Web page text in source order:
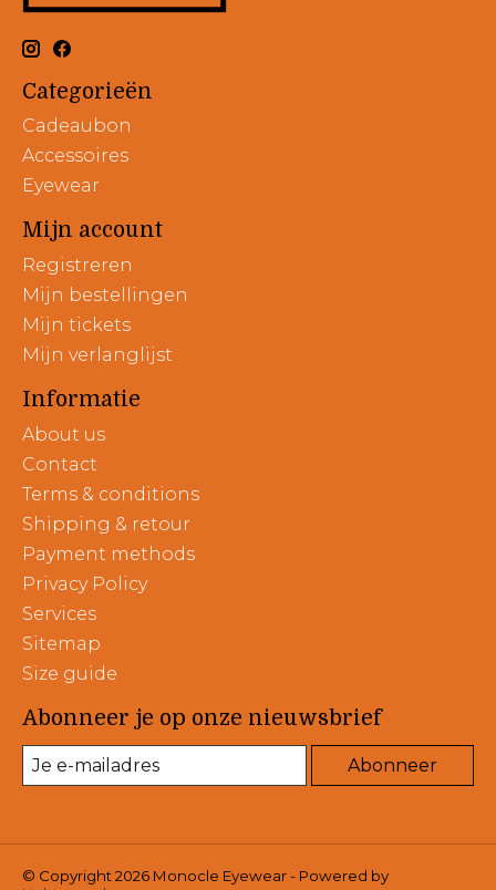
Categorieën
Cadeaubon
Accessoires
Eyewear
Mijn account
Registreren
Mijn bestellingen
Mijn tickets
Mijn verlanglijst
Informatie
About us
Contact
Terms & conditions
Shipping & retour
Payment methods
Privacy Policy
Services
Sitemap
Size guide
Abonneer je op onze nieuwsbrief
Abonneer
© Copyright 2026 Monocle Eyewear - Powered by